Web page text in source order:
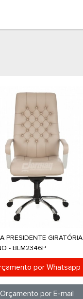
PRESIDENTE GIRATÓRIA
- BLM2346P
porWhatsapp
Orçamento porE-mail